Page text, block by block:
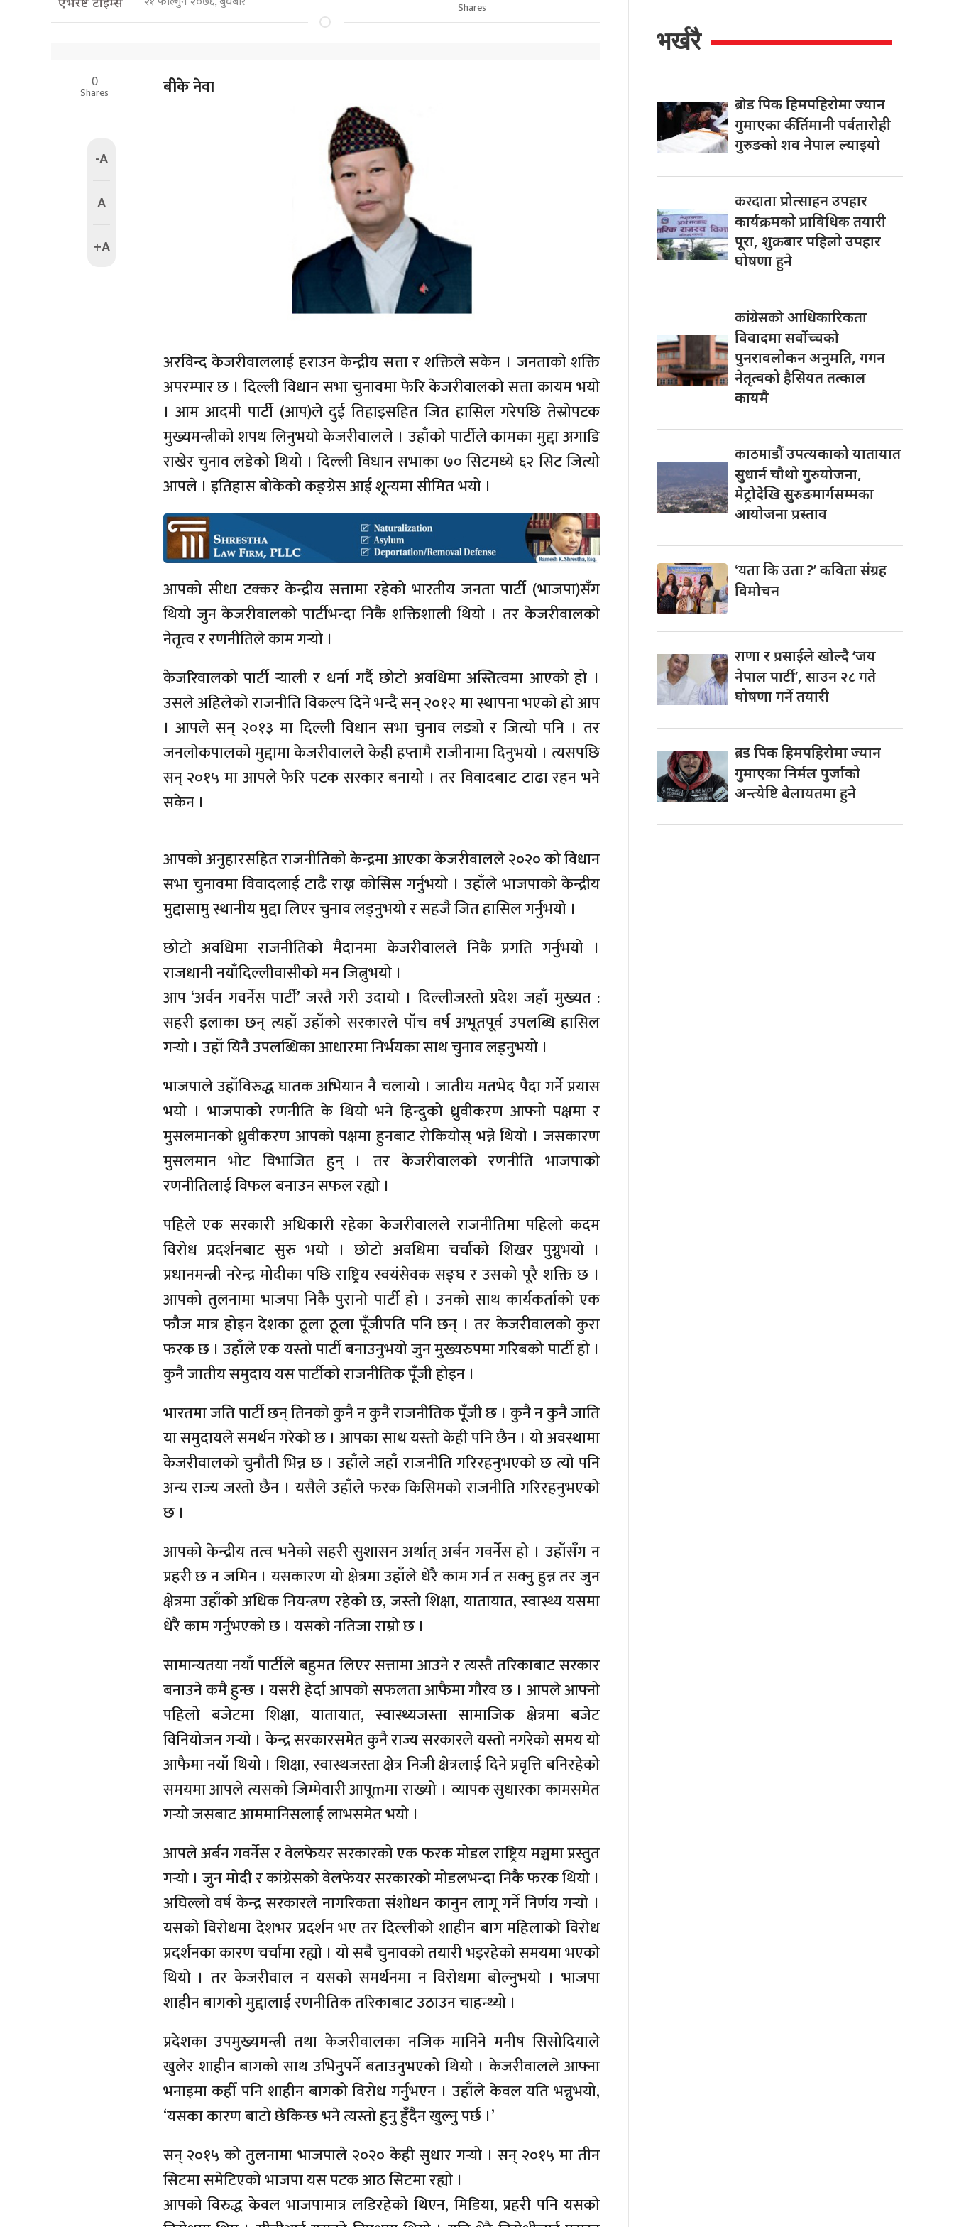
Shares
0
Shares
-A
A
+A
बीके नेवा
अरविन्द केजरीवाललाई हराउन केन्द्रीय सत्ता र शक्तिले सकेन । जनताको शक्ति
अपरम्पार छ । दिल्ली विधान सभा चुनावमा फेरि केजरीवालको सत्ता कायम भयो
। आम आदमी पार्टी (आप)ले दुई तिहाइसहित जित हासिल गरेपछि तेस्रोपटक
मुख्यमन्त्रीको शपथ लिनुभयो केजरीवालले । उहाँको पार्टीले कामका मुद्दा अगाडि
राखेर चुनाव लडेको थियो । दिल्ली विधान सभाका ७० सिटमध्ये ६२ सिट जित्यो
आपले । इतिहास बोकेको कङ्ग्रेस आई शून्यमा सीमित भयो ।
आपको सीधा टक्कर केन्द्रीय सत्तामा रहेको भारतीय जनता पार्टी (भाजपा)सँग
थियो जुन केजरीवालको पार्टीभन्दा निकै शक्तिशाली थियो । तर केजरीवालको
नेतृत्व र रणनीतिले काम गर्‍यो ।
केजरिवालको पार्टी र्‍याली र धर्ना गर्दै छोटो अवधिमा अस्तित्वमा आएको हो ।
उसले अहिलेको राजनीति विकल्प दिने भन्दै सन् २०१२ मा स्थापना भएको हो आप
। आपले सन् २०१३ मा दिल्ली विधान सभा चुनाव लड्यो र जित्यो पनि । तर
जनलोकपालको मुद्दामा केजरीवालले केही हप्तामै राजीनामा दिनुभयो । त्यसपछि
सन् २०१५ मा आपले फेरि पटक सरकार बनायो । तर विवादबाट टाढा रहन भने
सकेन ।
आपको अनुहारसहित राजनीतिको केन्द्रमा आएका केजरीवालले २०२० को विधान
सभा चुनावमा विवादलाई टाढै राख्न कोसिस गर्नुभयो । उहाँले भाजपाको केन्द्रीय
मुद्दासामु स्थानीय मुद्दा लिएर चुनाव लड्नुभयो र सहजै जित हासिल गर्नुभयो ।
छोटो अवधिमा राजनीतिको मैदानमा केजरीवालले निकै प्रगति गर्नुभयो ।
राजधानी नयाँदिल्लीवासीको मन जित्नुभयो ।
आप ‘अर्वन गवर्नेस पार्टी’ जस्तै गरी उदायो । दिल्लीजस्तो प्रदेश जहाँ मुख्यत :
सहरी इलाका छन् त्यहाँ उहाँको सरकारले पाँच वर्ष अभूतपूर्व उपलब्धि हासिल
गर्‍यो । उहाँ यिनै उपलब्धिका आधारमा निर्भयका साथ चुनाव लड्नुभयो ।
भाजपाले उहाँविरुद्ध घातक अभियान नै चलायो । जातीय मतभेद पैदा गर्ने प्रयास
भयो । भाजपाको रणनीति के थियो भने हिन्दुको ध्रुवीकरण आफ्नो पक्षमा र
मुसलमानको ध्रुवीकरण आपको पक्षमा हुनबाट रोकियोस् भन्ने थियो । जसकारण
मुसलमान भोट विभाजित हुन् । तर केजरीवालको रणनीति भाजपाको
रणनीतिलाई विफल बनाउन सफल रह्यो ।
पहिले एक सरकारी अधिकारी रहेका केजरीवालले राजनीतिमा पहिलो कदम
विरोध प्रदर्शनबाट सुरु भयो । छोटो अवधिमा चर्चाको शिखर पुग्नुभयो ।
प्रधानमन्त्री नरेन्द्र मोदीका पछि राष्ट्रिय स्वयंसेवक सङ्घ र उसको पूरै शक्ति छ ।
आपको तुलनामा भाजपा निकै पुरानो पार्टी हो । उनको साथ कार्यकर्ताको एक
फौज मात्र होइन देशका ठूला ठूला पूँजीपति पनि छन् । तर केजरीवालको कुरा
फरक छ । उहाँले एक यस्तो पार्टी बनाउनुभयो जुन मुख्यरुपमा गरिबको पार्टी हो ।
कुनै जातीय समुदाय यस पार्टीको राजनीतिक पूँजी होइन ।
भारतमा जति पार्टी छन् तिनको कुनै न कुनै राजनीतिक पूँजी छ । कुनै न कुनै जाति
या समुदायले समर्थन गरेको छ । आपका साथ यस्तो केही पनि छैन । यो अवस्थामा
केजरीवालको चुनौती भिन्न छ । उहाँले जहाँ राजनीति गरिरहनुभएको छ त्यो पनि
अन्य राज्य जस्तो छैन । यसैले उहाँले फरक किसिमको राजनीति गरिरहनुभएको
छ ।
आपको केन्द्रीय तत्व भनेको सहरी सुशासन अर्थात् अर्बन गवर्नेस हो । उहाँसँग न
प्रहरी छ न जमिन । यसकारण यो क्षेत्रमा उहाँले धेरै काम गर्न त सक्नु हुन्न तर जुन
क्षेत्रमा उहाँको अधिक नियन्त्रण रहेको छ, जस्तो शिक्षा, यातायात, स्वास्थ्य यसमा
धेरै काम गर्नुभएको छ । यसको नतिजा राम्रो छ ।
सामान्यतया नयाँ पार्टीले बहुमत लिएर सत्तामा आउने र त्यस्तै तरिकाबाट सरकार
बनाउने कमै हुन्छ । यसरी हेर्दा आपको सफलता आफैमा गौरव छ । आपले आफ्नो
पहिलो बजेटमा शिक्षा, यातायात, स्वास्थ्यजस्ता सामाजिक क्षेत्रमा बजेट
विनियोजन गर्‍यो । केन्द्र सरकारसमेत कुनै राज्य सरकारले यस्तो नगरेको समय यो
आफैमा नयाँ थियो । शिक्षा, स्वास्थजस्ता क्षेत्र निजी क्षेत्रलाई दिने प्रवृत्ति बनिरहेको
समयमा आपले त्यसको जिम्मेवारी आपूmमा राख्यो । व्यापक सुधारका कामसमेत
गर्‍यो जसबाट आममानिसलाई लाभसमेत भयो ।
आपले अर्बन गवर्नेस र वेलफेयर सरकारको एक फरक मोडल राष्ट्रिय मञ्चमा प्रस्तुत
गर्‍यो । जुन मोदी र कांग्रेसको वेलफेयर सरकारको मोडलभन्दा निकै फरक थियो ।
अघिल्लो वर्ष केन्द्र सरकारले नागरिकता संशोधन कानुन लागू गर्ने निर्णय गर्‍यो ।
यसको विरोधमा देशभर प्रदर्शन भए तर दिल्लीको शाहीन बाग महिलाको विरोध
प्रदर्शनका कारण चर्चामा रह्यो । यो सबै चुनावको तयारी भइरहेको समयमा भएको
थियो । तर केजरीवाल न यसको समर्थनमा न विरोधमा बोल्नुुुभयो । भाजपा
शाहीन बागको मुद्दालाई रणनीतिक तरिकाबाट उठाउन चाहन्थ्यो ।
प्रदेशका उपमुख्यमन्त्री तथा केजरीवालका नजिक मानिने मनीष सिसोदियाले
खुलेर शाहीन बागको साथ उभिनुपर्ने बताउनुभएको थियो । केजरीवालले आफ्ना
भनाइमा कहीँ पनि शाहीन बागको विरोध गर्नुभएन । उहाँले केवल यति भन्नुभयो,
‘यसका कारण बाटो छेकिन्छ भने त्यस्तो हुनु हुँदैन खुल्नु पर्छ ।’
सन् २०१५ को तुलनामा भाजपाले २०२० केही सुधार गर्‍यो । सन् २०१५ मा तीन
सिटमा समेटिएको भाजपा यस पटक आठ सिटमा रह्यो ।
आपको विरुद्ध केवल भाजपामात्र लडिरहेको थिएन, मिडिया, प्रहरी पनि यसको
भर्खरै
ब्रोडपिक हिमपहिरोमा ज्यान
गुमाएका कीर्तिमानी पर्वतारोही
गुरुङको शव नेपाल ल्याइयो
करदाताप्रोत्साहन उपहार
कार्यक्रमको प्राविधिक तयारी
पूरा, शुक्रबार पहिलो उपहार
घोषणा हुने
कांग्रेसकोआधिकारिकता
विवादमा सर्वोच्चको
पुनरावलोकन अनुमति, गगन
नेतृत्वको हैसियत तत्काल
कायमै
काठमाडौंउपत्यकाको यातायात
सुधार्न चौथो गुरुयोजना,
मेट्रोदेखि सुरुङमार्गसम्मका
आयोजना प्रस्ताव
‘यताकि उता ?’ कविता संग्रह
विमोचन
राणार प्रसाईंले खोल्दै ‘जय
नेपाल पार्टी’, साउन २८ गते
घोषणा गर्ने तयारी
ब्रडपिक हिमपहिरोमा ज्यान
गुमाएका निर्मल पुर्जाको
अन्त्येष्टि बेलायतमा हुने